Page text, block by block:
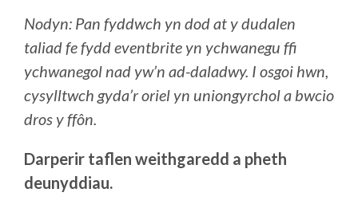
Nodyn: Pan fyddwch yn dod at y dudalen
taliad fe fydd eventbrite yn ychwanegu ffi
ychwanegol nad yw’n ad-daladwy. I osgoi hwn,
cysylltwch gyda’r oriel yn uniongyrchol a bwcio
dros y ffôn.
Darperir taflen weithgaredd a pheth
deunyddiau.